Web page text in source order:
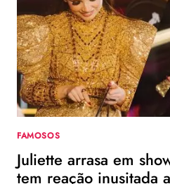
PRECONCEITO
DE
TADEU
E
PÚBLICO
DETONA
O
PEÃO:
FAMOSOS
Juliette arrasa em
tem reação inusitada